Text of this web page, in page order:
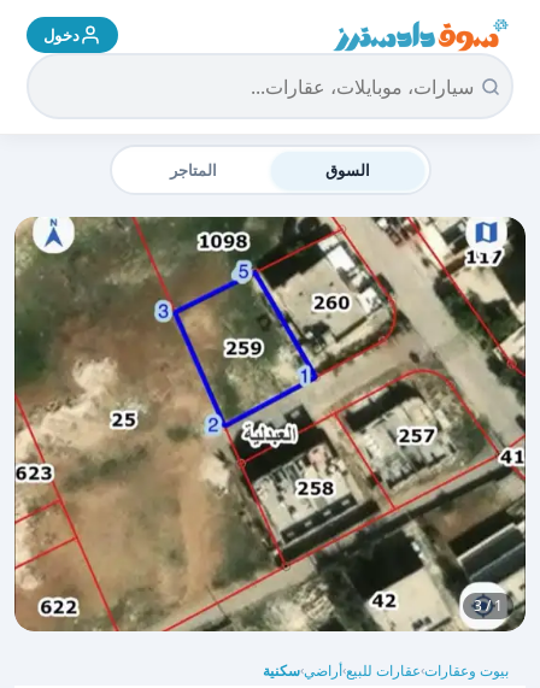
سوق دادسترز الرئيسية دخول
السوق المتاجر
1 / 3
بيوت وعقارات›عقارات للبيع›أراضي›سكنية